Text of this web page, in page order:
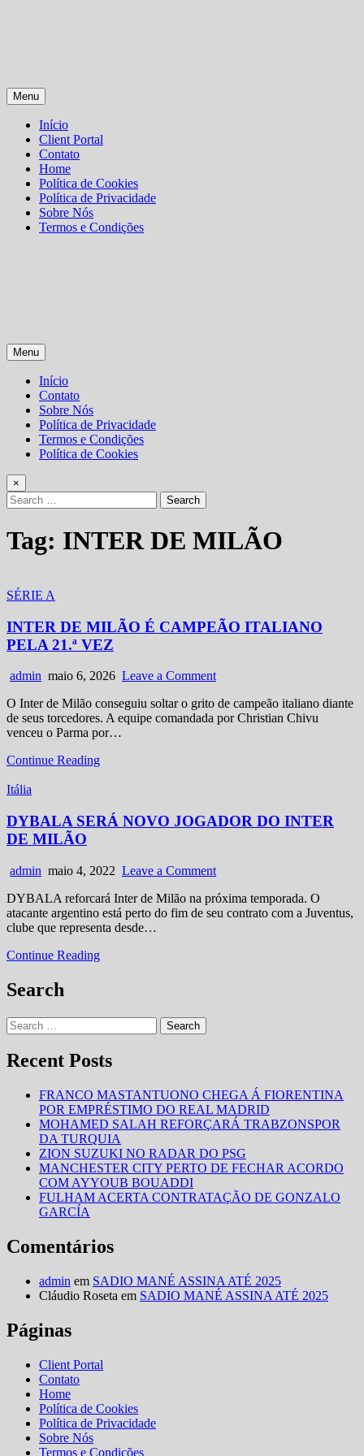
Skip
to
content
Menu
Início
Client Portal
Contato
Home
Política de Cookies
Política de Privacidade
Sobre Nós
Termos e Condições
Menu
Início
Contato
Sobre Nós
Política de Privacidade
Termos e Condições
Política de Cookies
×
Search
for:
Tag: INTER DE MILÃO
Posted
SÉRIE A
INTER DE MILÃO É CAMPEÃO ITALIANO
PELA 21.ª VEZ
Author:
admin Published
maio 6, 2026 Leave a Commenton
DE
MILÃO
O Inter de Milão conseguiu soltar o grito de campeão italiano diante
de seus torcedores. A equipe comandada por Christian Chivu
venceu o Parma por…
Continue ReadingINTER
CAMPEÃO
ITALIANO
VEZ
Posted
Itália
DYBALA SERÁ NOVO JOGADOR DO INTER
DE MILÃO
Author:
admin Published
maio 4, 2022 Leave a Commenton
SERÁ
NOVO
DYBALA reforcará Inter de Milão na próxima temporada. O
atacante argentino está perto do fim de seu contrato com a Juventus,
clube que representa desde…
Continue ReadingDYBALA
MILÃO
Search
Search
for:
Recent Posts
FRANCO MASTANTUONO CHEGA Á FIORENTINA
POR EMPRÉSTIMO DO REAL MADRID
MOHAMED SALAH REFORÇARÁ TRABZONSPOR
DA TURQUIA
ZION SUZUKI NO RADAR DO PSG
MANCHESTER CITY PERTO DE FECHAR ACORDO
COM AYYOUB BOUADDI
FULHAM ACERTA CONTRATAÇÃO DE GONZALO
GARCÍA
Comentários
admin em SADIO MANÉ ASSINA ATÉ 2025
Cláudio Roseta em SADIO MANÉ ASSINA ATÉ 2025
Páginas
Client Portal
Contato
Home
Política de Cookies
Política de Privacidade
Sobre Nós
Termos e Condições